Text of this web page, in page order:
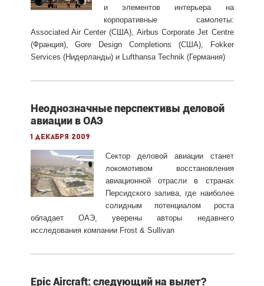
и элементов интерьера на
корпоративные самолеты:
Associated Air Center (США), Airbus Corporate Jet Centre
(Франция), Gore Design Completions (США), Fokker
Services (Нидерланды) и Lufthansa Technik (Германия)
Неоднозначные перспективы деловой
авиации в ОАЭ
1 декабря 2009
Сектор деловой авиации станет
локомотивом восстановления
авиационной отрасли в странах
Персидского залива, где наиболее
солидным потенциалом роста
обладает ОАЭ, уверены авторы недавнего
исследования компании Frost & Sullivan
Epic Aircraft: следующий на вылет?